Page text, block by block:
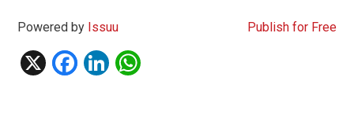
Powered by Issuu Publish for Free
X
F
Li